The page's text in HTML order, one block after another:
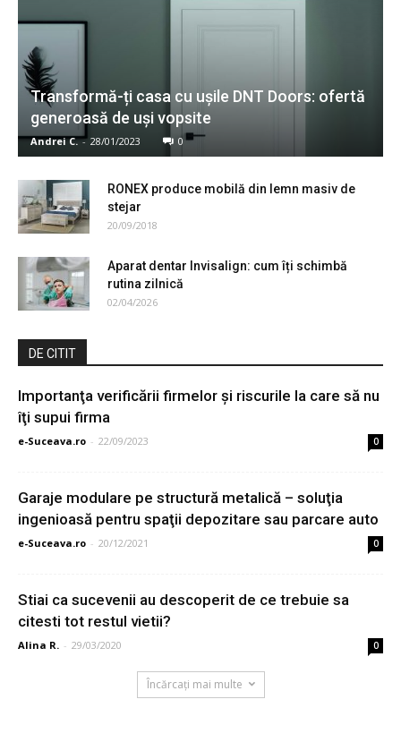
Transformă-ți casa cu ușile DNT Doors: ofertă
generoasă de uși vopsite
Andrei C. - 28/01/2023 0
RONEX produce mobilă din lemn masiv de
stejar
20/09/2018
Aparat dentar Invisalign: cum îți schimbă
rutina zilnică
02/04/2026
DE CITIT
Importanţa verificării firmelor şi riscurile la care să nu
îţi supui firma
e-Suceava.ro - 22/09/2023 0
Garaje modulare pe structură metalică – soluţia
ingenioasă pentru spaţii depozitare sau parcare auto
e-Suceava.ro - 20/12/2021 0
Stiai ca sucevenii au descoperit de ce trebuie sa
citesti tot restul vietii?
Alina R. - 29/03/2020 0
Încărcați mai multe